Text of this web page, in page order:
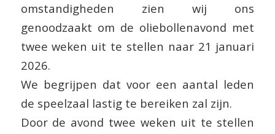
omstandigheden zien wij ons
genoodzaakt om de oliebollenavond met
twee weken uit te stellen naar 21 januari
2026.
We begrijpen dat voor een aantal leden
de speelzaal lastig te bereiken zal zijn.
Door de avond twee weken uit te stellen